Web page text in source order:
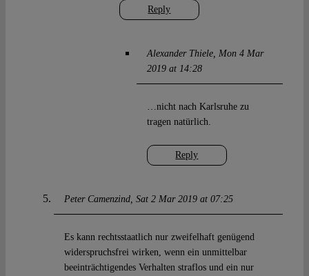
Reply
Alexander Thiele
Mon 4 Mar
2019 at 14:28
Reply
…nicht nach Karlsruhe zu
tragen natürlich.
Peter Camenzind Sat 2 Mar 2019 at 07:25
Es kann rechtsstaatlich nur zweifelhaft genügend
widerspruchsfrei wirken, wenn ein unmittelbar
beeinträchtigendes Verhalten straflos und ein nur